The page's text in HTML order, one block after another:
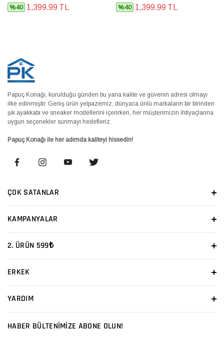
%40 1,399.99 TL %40 1,399.99 TL
Papuç Konağı, kurulduğu günden bu yana kalite ve güvenin adresi olmayı
ilke edinmiştir. Geniş ürün yelpazemiz, dünyaca ünlü markaların bir birinden
şık ayakkabı ve sneaker modellerini içerirken, her müşterimizin ihtiyaçlarına
uygun seçenekler sunmayı hedefleriz.
Papuç Konağı ile her adımda kaliteyi hissedin!
ÇOK SATANLAR
KAMPANYALAR
2. ÜRÜN 599₺
ERKEK
YARDIM
HABER BÜLTENİMİZE ABONE OLUN!